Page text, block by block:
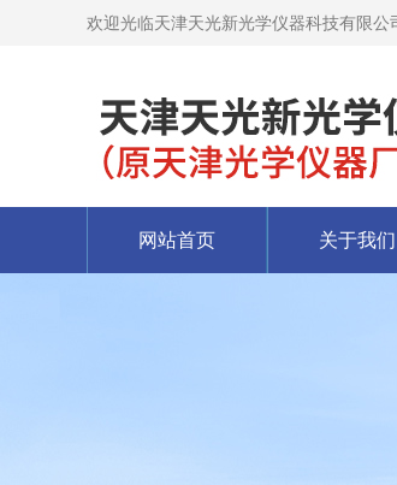
欢迎光临天津天光新光学仪器科技有限公
网站首页 关于我们